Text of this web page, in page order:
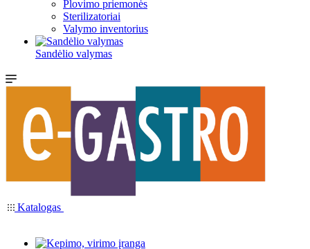
Plovimo priemonės
Sterilizatoriai
Valymo inventorius
Sandėlio valymas
Katalogas